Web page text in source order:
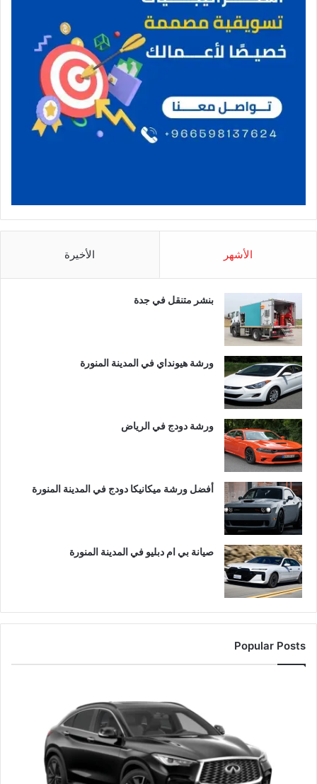
الأشهر الأخيرة
بنشر متنقل في جدة
ورشة هيونداي في المدينة المنورة
ورشة دودج في الرياض
أفضل ورشة ميكانيكا دودج في المدينة المنورة
صيانة بي ام دبليو في المدينة المنورة
Popular Posts